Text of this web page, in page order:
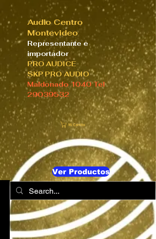
Audio Centro
Montevideo
Representante e
importador
PRO AUDICE
SKP PRO AUDIO
Maldonado 1040 Tel
29039532
Mi Carrito
Ver Productos